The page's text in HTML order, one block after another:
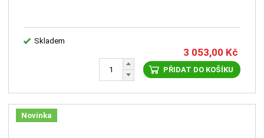
Skladem
3 053,00 Kč
PŘIDAT DO KOŠÍKU
Novinka